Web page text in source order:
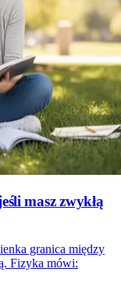
masz zwykłą
granica między
Fizyka mówi: